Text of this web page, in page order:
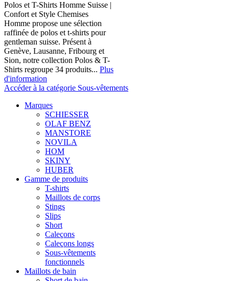
Polos et T-Shirts Homme Suisse |
Confort et Style Chemises
Homme propose une sélection
raffinée de polos et t-shirts pour
gentleman suisse. Présent à
Genève, Lausanne, Fribourg et
Sion, notre collection Polos & T-
Shirts regroupe 34 produits... Plus
d'information
Accéder à la catégorie Sous-vêtements
Marques
SCHIESSER
OLAF BENZ
MANSTORE
NOVILA
HOM
SKINY
HUBER
Gamme de produits
T-shirts
Maillots de corps
Stings
Slips
Short
Caleçons
Caleçons longs
Sous-vêtements
fonctionnels
Maillots de bain